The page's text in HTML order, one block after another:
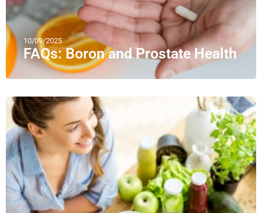
10/09/2025
FAQs: Boron and Prostate Health